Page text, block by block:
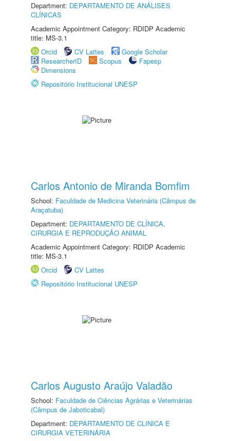
Department: DEPARTAMENTO DE ANÁLISES
CLÍNICAS
Academic Appointment Category: RDIDP Academic
title: MS-3.1
Orcid
CV Lattes
Google Scholar
ResearcherID
Scopus
Fapesp
Dimensions
Repositório Institucional UNESP
Carlos Antonio de Miranda Bomfim
School: Faculdade de Medicina Veterinária (Câmpus de
Araçatuba)
Department: DEPARTAMENTO DE CLÍNICA,
CIRURGIA E REPRODUÇÃO ANIMAL
Academic Appointment Category: RDIDP Academic
title: MS-3.1
Orcid
CV Lattes
Repositório Institucional UNESP
Carlos Augusto Araújo Valadão
School: Faculdade de Ciências Agrárias e Veterinárias
(Câmpus de Jaboticabal)
Department: DEPARTAMENTO DE CLINICA E
CIRURGIA VETERINÁRIA